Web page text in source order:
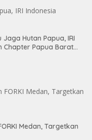
Hutan Papua, IRI
Chapter Papua Barat
Medan, Targetkan